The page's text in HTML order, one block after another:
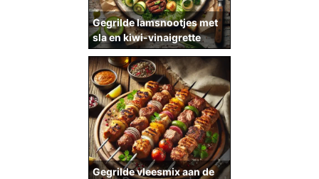
Gegrilde lamsnootjes met
sla en kiwi-vinaigrette
Gegrilde vleesmix aan de